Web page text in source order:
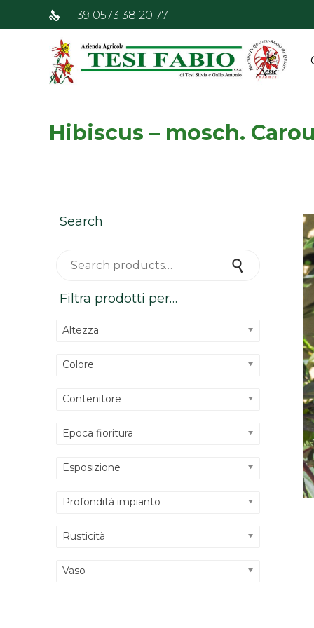
+39 0573 38 20 77
Hibiscus – mosch.
Search
Search
Filtra prodotti per…
Altezza
Colore
Contenitore
Epoca fioritura
Esposizione
Profondità impianto
Rusticità
Vaso